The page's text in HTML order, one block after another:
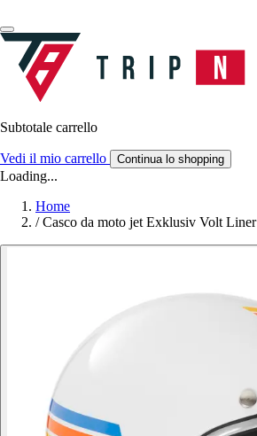
Subtotale carrello
Vedi il mio carrello Continua lo shopping
Loading...
Home
/ Casco da moto jet Exklusiv Volt Liner